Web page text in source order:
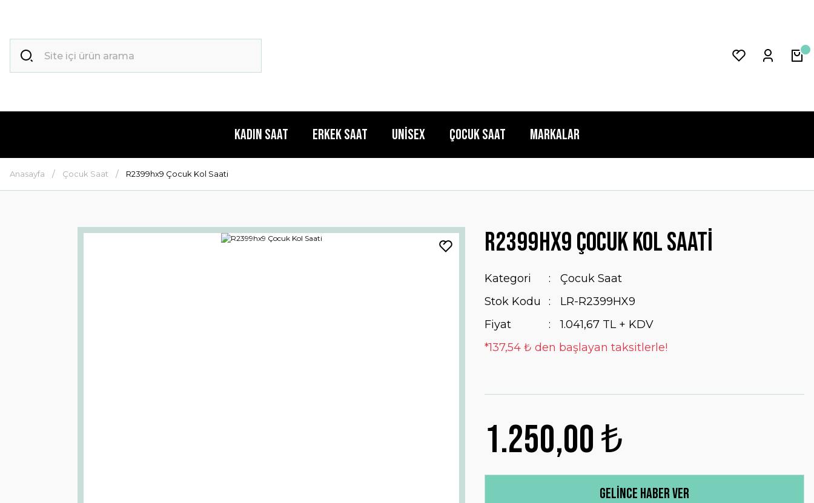
Kadın Saat Erkek Saat Unisex Çocuk Saat Markalar
Anasayfa Çocuk Saat R2399hx9 Çocuk Kol Saati
R2399hx9 Çocuk Kol Saati
Kategori
Çocuk Saat
Stok Kodu
LR-R2399HX9
Fiyat
1.041,67 TL + KDV
*137,54 ₺ den başlayan taksitlerle!
1.250,00 ₺
Gelince Haber Ver